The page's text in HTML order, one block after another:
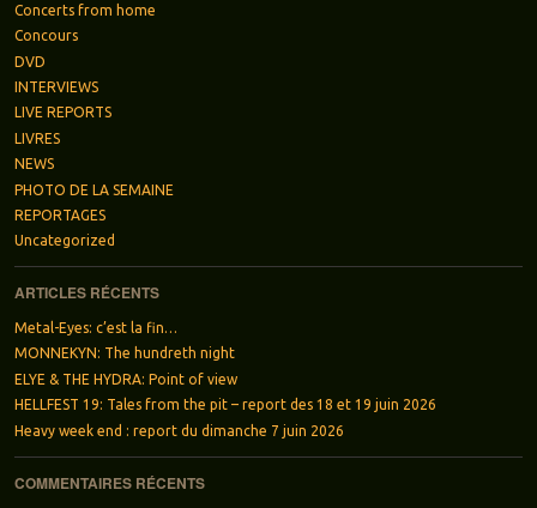
Concerts from home
Concours
DVD
INTERVIEWS
LIVE REPORTS
LIVRES
NEWS
PHOTO DE LA SEMAINE
REPORTAGES
Uncategorized
ARTICLES RÉCENTS
Metal-Eyes: c’est la fin…
MONNEKYN: The hundreth night
ELYE & THE HYDRA: Point of view
HELLFEST 19: Tales from the pit – report des 18 et 19 juin 2026
Heavy week end : report du dimanche 7 juin 2026
COMMENTAIRES RÉCENTS